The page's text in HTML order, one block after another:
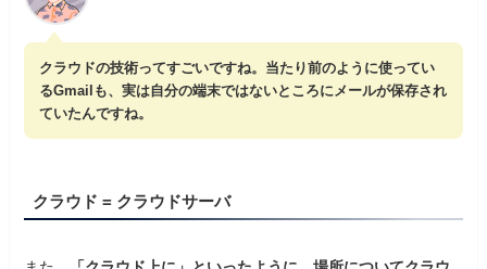
クラウドの技術ってすごいですね。当たり前のように使ってい
るGmailも、実は自分の端末ではないところにメールが保存され
ていたんですね。
クラウド = クラウドサーバ